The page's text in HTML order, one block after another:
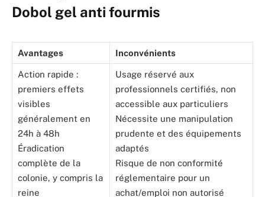
Dobol gel anti fourmis
Avantages Inconvénients
Action rapide :
premiers effets
visibles
généralement en
24h à 48h
Éradication
complète de la
colonie, y compris la
reine
Usage réservé aux
professionnels certifiés, non
accessible aux particuliers
Nécessite une manipulation
prudente et des équipements
adaptés
Risque de non conformité
réglementaire pour un
achat/emploi non autorisé